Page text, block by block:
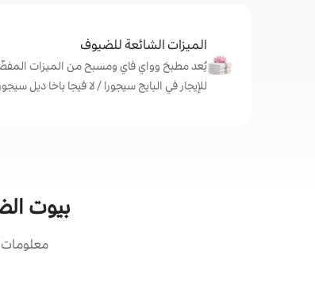
الميزات الشائعة للضيوف
يُعد مطبخ وواي فاي ومسبح من الميزات
للإيجار في البايج سيجورا / لا فيجا باخا ديل
بيوت